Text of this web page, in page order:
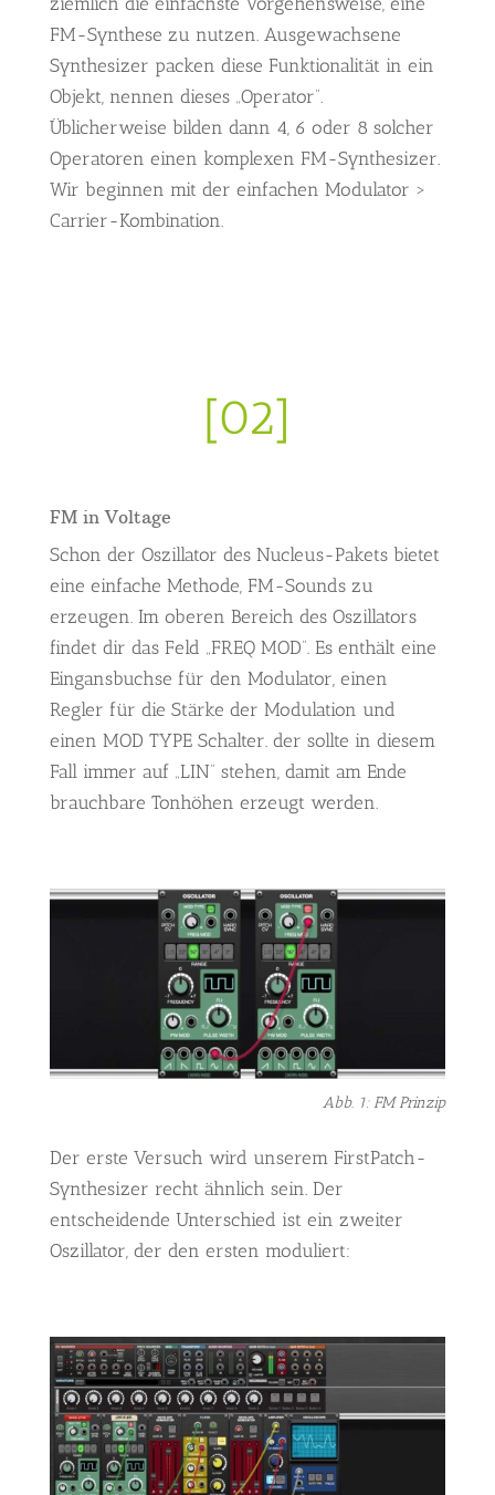
FM-Synthese zu nutzen. Ausgewachsene
Synthesizer packen diese Funktionalität in ein
Objekt, nennen dieses „Operator“.
Üblicherweise bilden dann 4, 6 oder 8 solcher
Operatoren einen komplexen FM-Synthesizer.
Wir beginnen mit der einfachen Modulator >
Carrier-Kombination.
[02]
FM in Voltage
Schon der Oszillator des Nucleus-Pakets bietet
eine einfache Methode, FM-Sounds zu
erzeugen. Im oberen Bereich des Oszillators
findet dir das Feld „FREQ MOD“. Es enthält eine
Eingansbuchse für den Modulator, einen
Regler für die Stärke der Modulation und
einen MOD TYPE Schalter. der sollte in diesem
Fall immer auf „LIN“ stehen, damit am Ende
brauchbare Tonhöhen erzeugt werden.
Abb. 1: FM Prinzip
Der erste Versuch wird unserem FirstPatch-
Synthesizer recht ähnlich sein. Der
entscheidende Unterschied ist ein zweiter
Oszillator, der den ersten moduliert: